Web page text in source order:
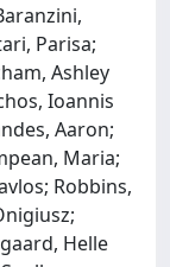
Parisa;
Ashley
Ioannis
Aaron;
Maria;
Robbins,
Helle